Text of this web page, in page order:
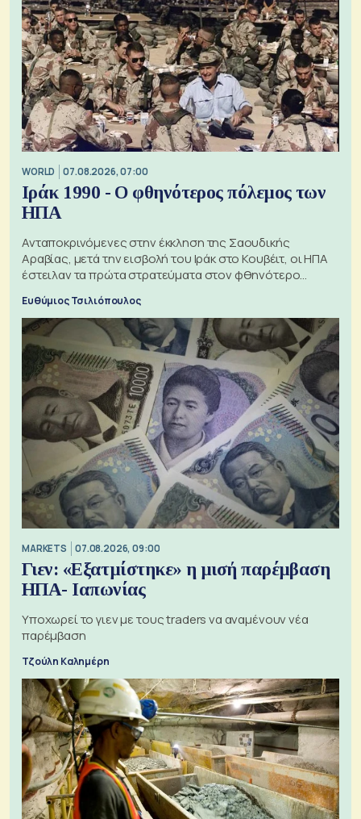
WORLD 07.08.2026, 07:00
Ιράκ 1990 - Ο φθηνότερος πόλεμος των
ΗΠΑ
Ανταποκρινόμενες στην έκκληση της Σαουδικής
Αραβίας, μετά την εισβολή του Ιράκ στο Κουβέιτ, οι ΗΠΑ
έστειλαν τα πρώτα στρατεύματα στον φθηνότερο
πόλεμο της ιστορίας τους
Ευθύμιος Τσιλιόπουλος
MARKETS 07.08.2026, 09:00
Γιεν: «Εξατμίστηκε» η μισή παρέμβαση
ΗΠΑ- Ιαπωνίας
Υποχωρεί το γιεν με τους traders να αναμένουν νέα
παρέμβαση
Τζούλη Καλημέρη